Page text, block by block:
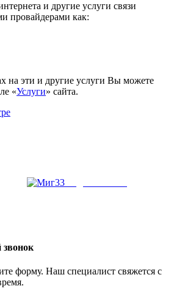
и другие услуги связи
провайдерами как:
на эти и другие услуги Вы можете
«Услуги» сайта.
звонок
форму. Наш специалист свяжется с